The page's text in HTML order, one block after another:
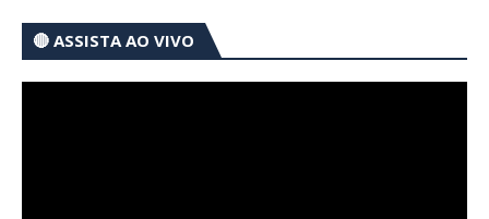
🔴 ASSISTA AO VIVO